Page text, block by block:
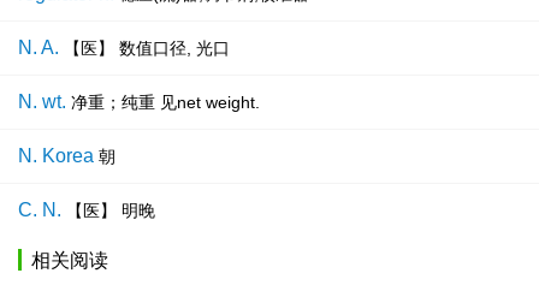
N. A. 【医】 数值口径, 光口
N. wt. 净重；纯重 见net weight.
N. Korea 朝
C. N. 【医】 明晚
相关阅读